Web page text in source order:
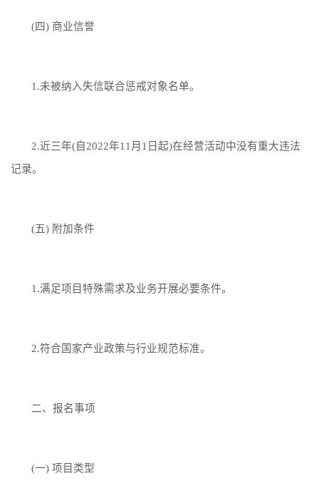
(四) 商业信誉
1.未被纳入失信联合惩戒对象名单。
2.近三年(自2022年11月1日起)在经营活动中没有重大违法
记录。
(五) 附加条件
1.满足项目特殊需求及业务开展必要条件。
2.符合国家产业政策与行业规范标准。
二、报名事项
(一) 项目类型